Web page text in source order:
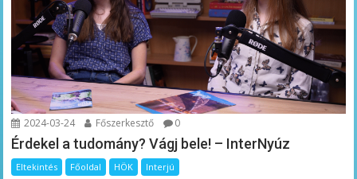
2024-03-24 Főszerkesztő 0
Érdekel a tudomány? Vágj bele! – InterNyúz
Eltekintés Főoldal HÖK Interjú